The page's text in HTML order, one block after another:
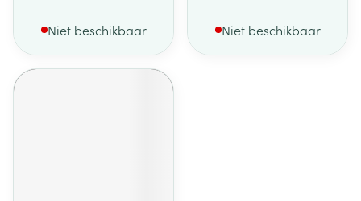
Niet beschikbaar Niet beschikbaar